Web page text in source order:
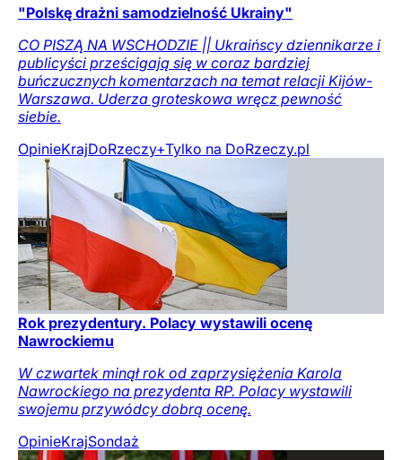
"Polskę drażni samodzielność Ukrainy"
CO PISZĄ NA WSCHODZIE || Ukraińscy dziennikarze i
publicyści prześcigają się w coraz bardziej
buńczucznych komentarzach na temat relacji Kijów-
Warszawa. Uderza groteskowa wręcz pewność
siebie.
OpinieKrajDoRzeczy+Tylko na DoRzeczy.pl
Rok prezydentury. Polacy wystawili ocenę
Nawrockiemu
W czwartek minął rok od zaprzysiężenia Karola
Nawrockiego na prezydenta RP. Polacy wystawili
swojemu przywódcy dobrą ocenę.
OpinieKrajSondaż